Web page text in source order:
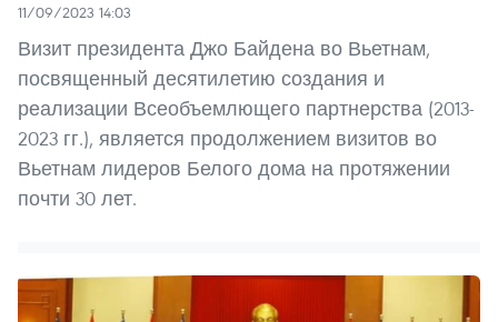
11/09/2023 14:03
Визит президента Джо Байдена во Вьетнам,
посвященный десятилетию создания и
реализации Всеобъемлющего партнерства (2013-
2023 гг.), является продолжением визитов во
Вьетнам лидеров Белого дома на протяжении
почти 30 лет.